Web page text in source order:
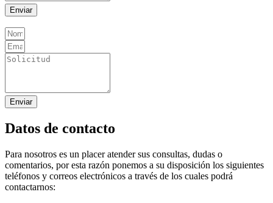
Enviar
Enviar
Datos de contacto
Para nosotros es un placer atender sus consultas, dudas o
comentarios, por esta razón ponemos a su disposición los siguientes
teléfonos y correos electrónicos a través de los cuales podrá
contactarnos: